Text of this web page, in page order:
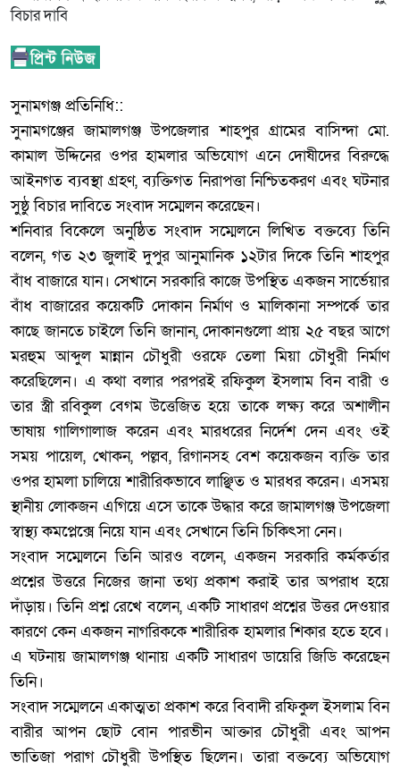
‎সুনামগঞ্জ প্রতিনিধি::
‎সুনামগঞ্জের জামালগঞ্জ উপজেলার শাহপুর গ্রামের বাসিন্দা মো.
কামাল উদ্দিনের ওপর হামলার অভিযোগ এনে দোষীদের বিরুদ্ধে
আইনগত ব্যবস্থা গ্রহণ, ব্যক্তিগত নিরাপত্তা নিশ্চিতকরণ এবং ঘটনার
সুষ্ঠু বিচার দাবিতে সংবাদ সম্মেলন করেছেন।
‎শনিবার বিকেলে অনুষ্ঠিত সংবাদ সম্মেলনে লিখিত বক্তব্যে তিনি
বলেন, গত ২৩ জুলাই দুপুর আনুমানিক ১২টার দিকে তিনি শাহপুর
বাঁধ বাজারে যান। সেখানে সরকারি কাজে উপস্থিত একজন সার্ভেয়ার
বাঁধ বাজারের কয়েকটি দোকান নির্মাণ ও মালিকানা সম্পর্কে তার
কাছে জানতে চাইলে তিনি জানান, দোকানগুলো প্রায় ২৫ বছর আগে
মরহুম আব্দুল মান্নান চৌধুরী ওরফে তেলা মিয়া চৌধুরী নির্মাণ
করেছিলেন। এ কথা বলার পরপরই রফিকুল ইসলাম বিন বারী ও
তার স্ত্রী রবিকুল বেগম উত্তেজিত হয়ে তাকে লক্ষ্য করে অশালীন
ভাষায় গালিগালাজ করেন এবং মারধরের নির্দেশ দেন এবং ওই
সময় পায়েল, খোকন, পল্লব, রিগানসহ বেশ কয়েকজন ব্যক্তি তার
ওপর হামলা চালিয়ে শারীরিকভাবে লাঞ্ছিত ও মারধর করেন। এসময়
স্থানীয় লোকজন এগিয়ে এসে তাকে উদ্ধার করে জামালগঞ্জ উপজেলা
স্বাস্থ্য কমপ্লেক্সে নিয়ে যান এবং সেখানে তিনি চিকিৎসা নেন।
‎সংবাদ সম্মেলনে তিনি আরও বলেন, একজন সরকারি কর্মকর্তার
প্রশ্নের উত্তরে নিজের জানা তথ্য প্রকাশ করাই তার অপরাধ হয়ে
দাঁড়ায়। তিনি প্রশ্ন রেখে বলেন, একটি সাধারণ প্রশ্নের উত্তর দেওয়ার
কারণে কেন একজন নাগরিককে শারীরিক হামলার শিকার হতে হবে।
এ ঘটনায় জামালগঞ্জ থানায় একটি সাধারণ ডায়েরি জিডি করেছেন
তিনি।
‎সংবাদ সম্মেলনে একাত্মতা প্রকাশ করে বিবাদী রফিকুল ইসলাম বিন
বারীর আপন ছোট বোন পারভীন আক্তার চৌধুরী এবং আপন
ভাতিজা পরাগ চৌধুরী উপস্থিত ছিলেন। তারা বক্তব্যে অভিযোগ